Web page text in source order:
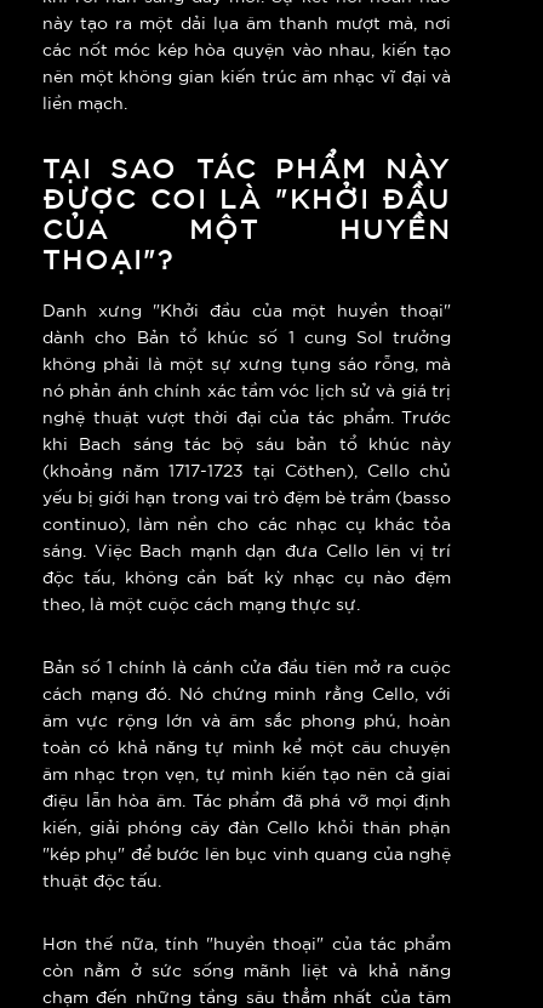
này tạo ra một dải lụa âm thanh mượt mà, nơi
các nốt móc kép hòa quyện vào nhau, kiến tạo
nên một không gian kiến trúc âm nhạc vĩ đại và
liền mạch.
TẠI SAO TÁC PHẨM NÀY
ĐƯỢC COI LÀ "KHỞI ĐẦU
CỦA MỘT HUYỀN
THOẠI"?
Danh xưng "Khởi đầu của một huyền thoại"
dành cho Bản tổ khúc số 1 cung Sol trưởng
không phải là một sự xưng tụng sáo rỗng, mà
nó phản ánh chính xác tầm vóc lịch sử và giá trị
nghệ thuật vượt thời đại của tác phẩm. Trước
khi Bach sáng tác bộ sáu bản tổ khúc này
(khoảng năm 1717-1723 tại Cöthen), Cello chủ
yếu bị giới hạn trong vai trò đệm bè trầm (basso
continuo), làm nền cho các nhạc cụ khác tỏa
sáng. Việc Bach mạnh dạn đưa Cello lên vị trí
độc tấu, không cần bất kỳ nhạc cụ nào đệm
theo, là một cuộc cách mạng thực sự.
Bản số 1 chính là cánh cửa đầu tiên mở ra cuộc
cách mạng đó. Nó chứng minh rằng Cello, với
âm vực rộng lớn và âm sắc phong phú, hoàn
toàn có khả năng tự mình kể một câu chuyện
âm nhạc trọn vẹn, tự mình kiến tạo nên cả giai
điệu lẫn hòa âm. Tác phẩm đã phá vỡ mọi định
kiến, giải phóng cây đàn Cello khỏi thân phận
"kép phụ" để bước lên bục vinh quang của nghệ
thuật độc tấu.
Hơn thế nữa, tính "huyền thoại" của tác phẩm
còn nằm ở sức sống mãnh liệt và khả năng
chạm đến những tầng sâu thẳm nhất của tâm